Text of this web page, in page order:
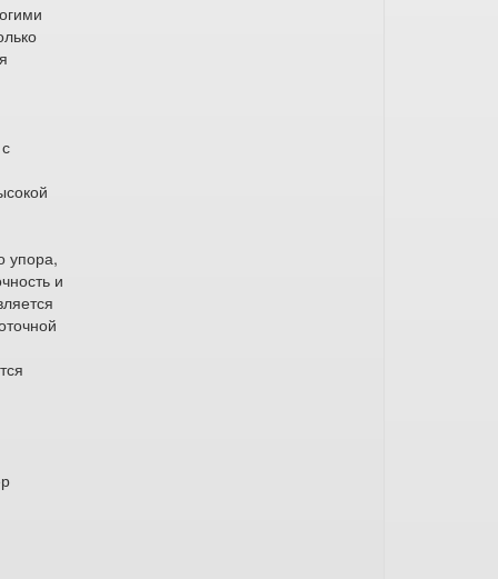
упора,
и